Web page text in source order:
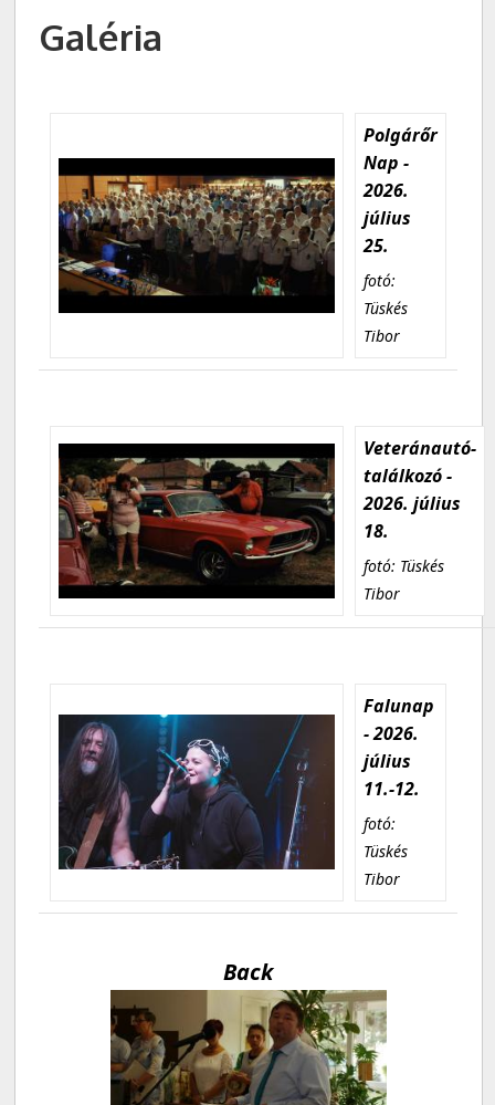
Galéria
Polgárőr
Nap -
2026.
július
25.
fotó:
Tüskés
Tibor
Veteránautó-
találkozó -
2026. július
18.
fotó: Tüskés
Tibor
Falunap
- 2026.
július
11.-12.
fotó:
Tüskés
Tibor
Back